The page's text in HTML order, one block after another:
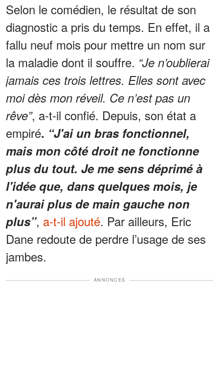
Selon le comédien, le résultat de son
diagnostic a pris du temps. En effet, il a
fallu neuf mois pour mettre un nom sur
la maladie dont il souffre. “Je n’oublierai
jamais ces trois lettres. Elles sont avec
moi dès mon réveil. Ce n’est pas un
rêve”, a-t-il confié. Depuis, son état a
empiré. “J'ai un bras fonctionnel,
mais mon côté droit ne fonctionne
plus du tout. Je me sens déprimé à
l'idée que, dans quelques mois, je
n'aurai plus de main gauche non
plus”, a-t-il ajouté. Par ailleurs, Eric
Dane redoute de perdre l’usage de ses
jambes.
ANNONCES